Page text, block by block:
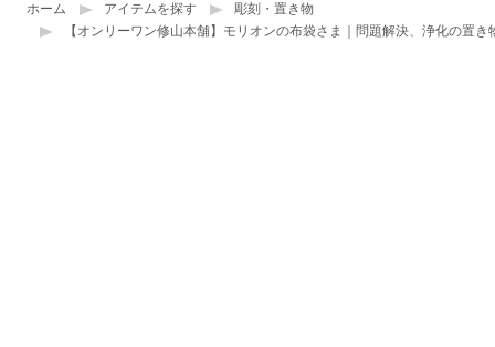
ホーム アイテムを探す
彫刻・置き物
【オンリーワン修山本舗】モリオンの布袋さま｜問題解決、浄化の置き